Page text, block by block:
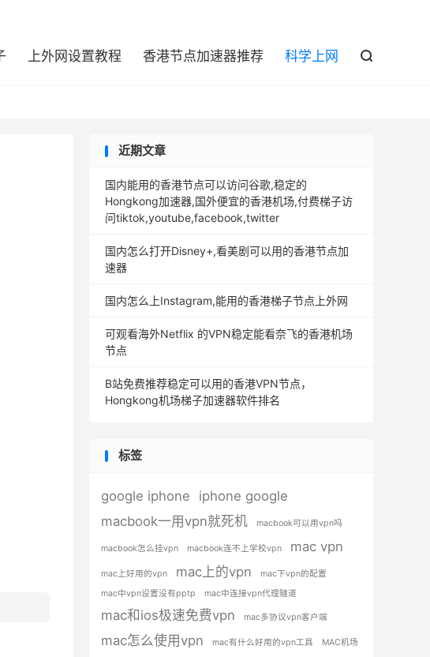
上外网设置教程 香港节点加速器推荐 科学上网 
近期文章
国内能用的香港节点可以访问谷歌,稳定的
Hongkong加速器,国外便宜的香港机场,付费梯子访
问tiktok,youtube,facebook,twitter
国内怎么打开Disney+,看美剧可以用的香港节点加
速器
国内怎么上Instagram,能用的香港梯子节点上外网
可观看海外Netflix 的VPN稳定能看奈飞的香港机场
节点
B站免费推荐稳定可以用的香港VPN节点，
Hongkong机场梯子加速器软件排名
标签
google iphone
iphone google
macbook一用vpn就死机
macbook可以用vpn吗
macbook怎么挂vpn macbook连不上学校vpn mac vpn
mac上好用的vpn mac上的vpn
mac下vpn的配置
mac中vpn设置没有pptp
mac中连接vpn代理隧道
mac和ios极速免费vpn mac多协议vpn客户端
mac怎么使用vpn mac有什么好用的vpn工具 MAC机场